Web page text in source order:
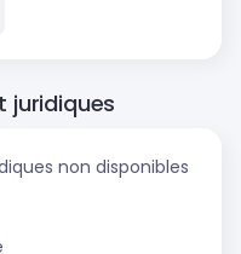
juridiques
non disponibles